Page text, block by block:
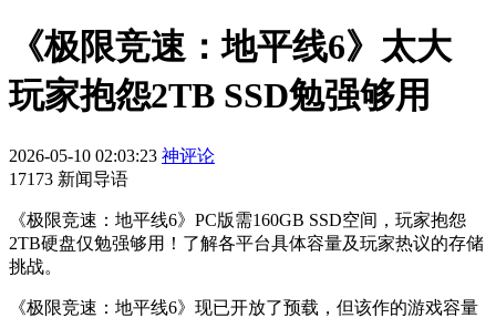
《极限竞速：地平线6》太大
玩家抱怨2TB SSD勉强够用
2026-05-10 02:03:23 神评论
17173 新闻导语
《极限竞速：地平线6》PC版需160GB SSD空间，玩家抱怨
2TB硬盘仅勉强够用！了解各平台具体容量及玩家热议的存储
挑战。
《极限竞速：地平线6》现已开放了预载，但该作的游戏容量